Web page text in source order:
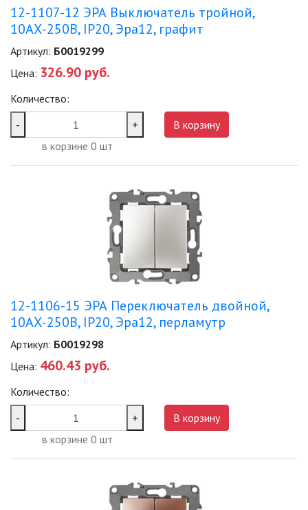
12-1107-12 ЭРА Выключатель тройной,
10АХ-250В, IP20, Эра12, графит
Артикул: Б0019299
Цена: 326.90 руб.
Количество:
-
+
в корзине 0 шт
В корзину
12-1106-15 ЭРА Переключатель двойной,
10АХ-250В, IP20, Эра12, перламутр
Артикул: Б0019298
Цена: 460.43 руб.
Количество:
-
+
в корзине 0 шт
В корзину